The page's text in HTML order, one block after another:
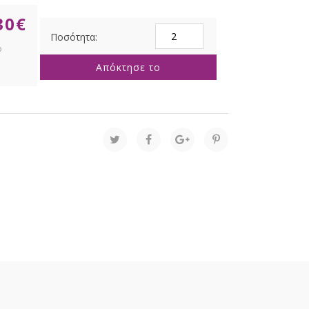
€
GLITTER
FOAM
ΜΠΑΛΑ
15ΕΚ
Απόκτησε το